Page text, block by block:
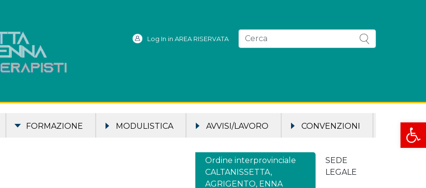
Apri
Log In in AREA RISERVATA
FORMAZIONE MODULISTICA AVVISI/LAVORO CONVENZIONI
Ordine interprovinciale
CALTANISSETTA,
AGRIGENTO, ENNA
SEDE
LEGALE